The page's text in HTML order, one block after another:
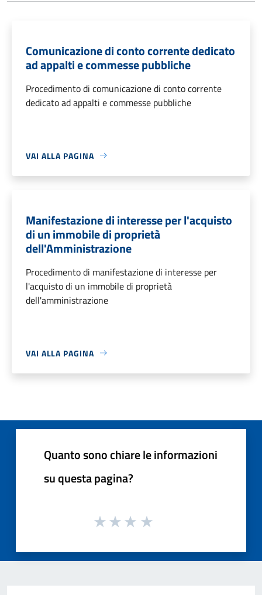
Comunicazione di conto corrente dedicato
ad appalti e commesse pubbliche
Procedimento di comunicazione di conto corrente
dedicato ad appalti e commesse pubbliche
VAI ALLA PAGINA
Manifestazione di interesse per l'acquisto
di un immobile di proprietà
dell'Amministrazione
Procedimento di manifestazione di interesse per
l'acquisto di un immobile di proprietà
dell'amministrazione
VAI ALLA PAGINA
Quanto sono chiare le informazioni
su questa pagina?